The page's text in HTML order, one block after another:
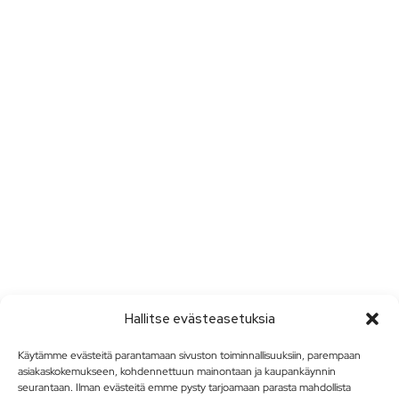
Hallitse evästeasetuksia
Käytämme evästeitä parantamaan sivuston toiminnallisuuksiin, parempaan
asiakaskokemukseen, kohdennettuun mainontaan ja kaupankäynnin
seurantaan. Ilman evästeitä emme pysty tarjoamaan parasta mahdollista